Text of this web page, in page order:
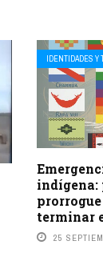
IDENTIDADES Y
indígena:
terminar
25